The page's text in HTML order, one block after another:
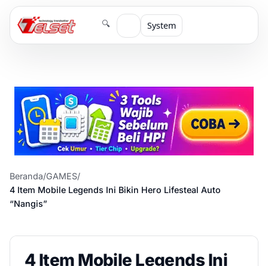
🔍 System
Beranda/GAMES/
4 Item Mobile Legends Ini Bikin Hero Lifesteal Auto
“Nangis”
4 Item Mobile Legends Ini